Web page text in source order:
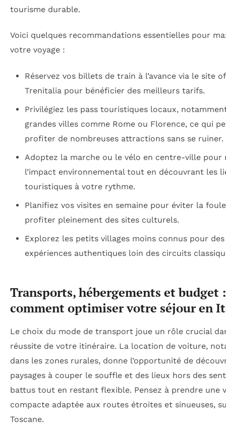
tourisme durable.
Voici quelques recommandations essentielles pour
votre voyage :
Réservez vos billets de train à l’avance via le site
Trenitalia pour bénéficier des meilleurs tarifs.
Privilégiez les pass touristiques locaux,
grandes villes comme Rome ou Florence, ce qui
profiter de nombreuses attractions sans se ruiner.
Adoptez la marche ou le vélo en centre-ville pour
l’impact environnemental tout en découvrant les
touristiques à votre rythme.
Planifiez vos visites en semaine pour éviter la
profiter pleinement des sites culturels.
Explorez les petits villages moins connus pour des
expériences authentiques loin des circuits
Transports, hébergements et budget :
comment optimiser votre séjour en
Le choix du mode de transport joue un rôle crucial
réussite de votre itinéraire. La location de voiture,
dans les zones rurales, donne l’opportunité de
paysages à couper le souffle et des lieux hors des
battus tout en restant flexible. Pensez à prendre une
compacte adaptée aux routes étroites et sinueuses,
Toscane.